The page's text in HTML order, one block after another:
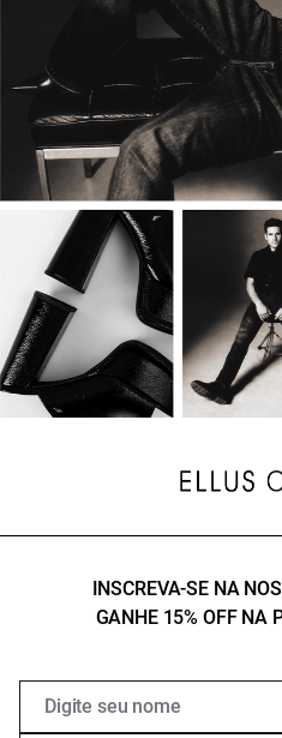
INSCREVA-SE NA
GANHE 15% OFF NA